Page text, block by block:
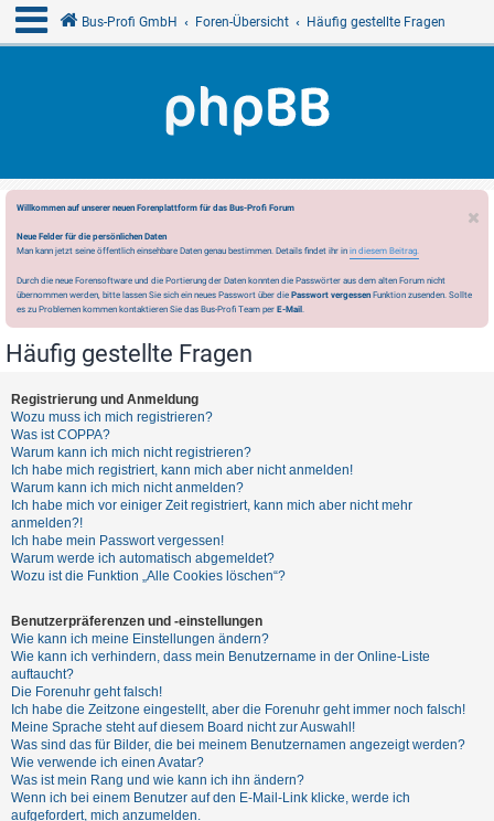
Bus-Profi GmbH Foren-Übersicht Häufig gestellte Fragen
Willkommen auf unserer neuen Forenplattform für das Bus-Profi Forum
Neue Felder für die persönlichen Daten
Man kann jetzt seine öffentlich einsehbare Daten genau bestimmen. Details findet ihr in in diesem Beitrag.
Durch die neue Forensoftware und die Portierung der Daten konnten die Passwörter aus dem alten Forum nicht
übernommen werden, bitte lassen Sie sich ein neues Passwort über die Passwort vergessen Funktion zusenden. Sollte
es zu Problemen kommen kontaktieren Sie das Bus-Profi Team per E-Mail.
Häufig gestellte Fragen
Registrierung und Anmeldung
Wozu muss ich mich registrieren?
Was ist COPPA?
Warum kann ich mich nicht registrieren?
Ich habe mich registriert, kann mich aber nicht anmelden!
Warum kann ich mich nicht anmelden?
Ich habe mich vor einiger Zeit registriert, kann mich aber nicht mehr
anmelden?!
Ich habe mein Passwort vergessen!
Warum werde ich automatisch abgemeldet?
Wozu ist die Funktion „Alle Cookies löschen“?
Benutzerpräferenzen und -einstellungen
Wie kann ich meine Einstellungen ändern?
Wie kann ich verhindern, dass mein Benutzername in der Online-Liste
auftaucht?
Die Forenuhr geht falsch!
Ich habe die Zeitzone eingestellt, aber die Forenuhr geht immer noch falsch!
Meine Sprache steht auf diesem Board nicht zur Auswahl!
Was sind das für Bilder, die bei meinem Benutzernamen angezeigt werden?
Wie verwende ich einen Avatar?
Was ist mein Rang und wie kann ich ihn ändern?
Wenn ich bei einem Benutzer auf den E-Mail-Link klicke, werde ich
aufgefordert, mich anzumelden.